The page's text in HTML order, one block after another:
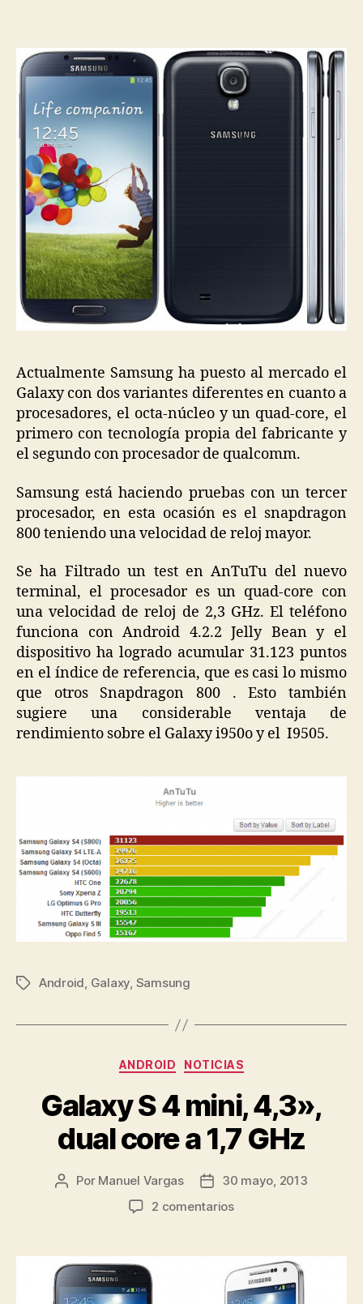
Actualmente Samsung ha puesto al mercado el
Galaxy con dos variantes diferentes en cuanto a
procesadores, el octa-núcleo y un quad-core, el
primero con tecnología propia del fabricante y
el segundo con procesador de qualcomm.
Samsung está haciendo pruebas con un tercer
procesador, en esta ocasión es el snapdragon
800 teniendo una velocidad de reloj mayor.
Se ha Filtrado un test en AnTuTu del nuevo
terminal, el procesador es un quad-core con
una velocidad de reloj de 2,3 GHz. El teléfono
funciona con Android 4.2.2 Jelly Bean y el
dispositivo ha logrado acumular 31.123 puntos
en el índice de referencia, que es casi lo mismo
que otros Snapdragon 800 . Esto también
sugiere una considerable ventaja de
rendimiento sobre el Galaxy i950o y el I9505.
Etiquetas
Android, Galaxy, Samsung
Categorías
ANDROID NOTICIAS
Galaxy S 4 mini, 4,3»,
dual core a 1,7 GHz
Autor
Por Manuel Vargas
Fecha
de
30 mayo, 2013
2 comentariosen
4
mini,
4,3»,